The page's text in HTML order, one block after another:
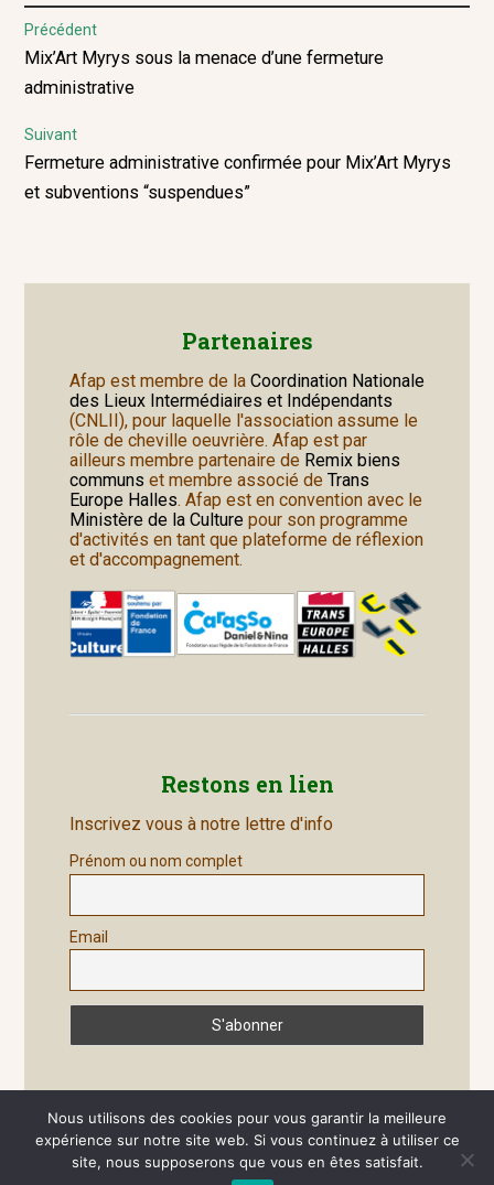
Navigation
de
l’article
Précédent
Previous
post:
Mix’Art Myrys sous la menace d’une fermeture
administrative
Suivant
Next
post:
Fermeture administrative confirmée pour Mix’Art Myrys
et subventions “suspendues”
Partenaires
Afap est membre de la Coordination Nationale
des Lieux Intermédiaires et Indépendants
(CNLII), pour laquelle l'association assume le
rôle de cheville oeuvrière. Afap est par
ailleurs membre partenaire de Remix biens
communs et membre associé de Trans
Europe Halles. Afap est en convention avec le
Ministère de la Culturepour son programme
d'activités en tant que plateforme de réflexion
et d'accompagnement.
Restons en lien
Inscrivez vous à notre lettre d'info
Prénom ou nom complet
Email
Site généré par Wordpress
Nous utilisons des cookies pour vous garantir la meilleure
expérience sur notre site web. Si vous continuez à utiliser ce
site, nous supposerons que vous en êtes satisfait.